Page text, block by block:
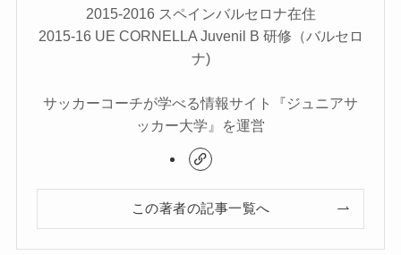
2015-2016 スペインバルセロナ在住
2015-16 UE CORNELLA Juvenil B 研修（バルセロ
ナ)
サッカーコーチが学べる情報サイト『ジュニアサ
ッカー大学』を運営
この著者の記事一覧へ